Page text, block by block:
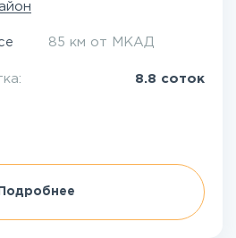
85 км от МКАД
8.8 соток
Подробнее